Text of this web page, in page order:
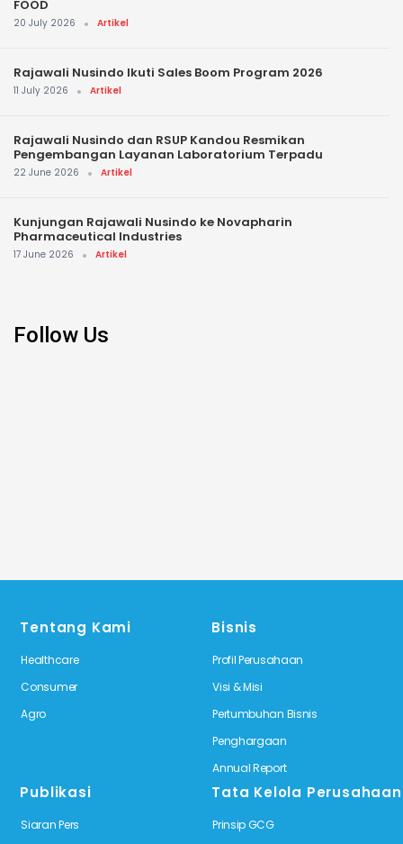
FOOD
20 July 2026 Artikel
Rajawali Nusindo Ikuti Sales Boom Program 2026
11 July 2026 Artikel
Rajawali Nusindo dan RSUP Kandou Resmikan
Pengembangan Layanan Laboratorium Terpadu
22 June 2026 Artikel
Kunjungan Rajawali Nusindo ke Novapharin
Pharmaceutical Industries
17 June 2026 Artikel
Follow Us
Tentang Kami
Healthcare
Consumer
Agro
Bisnis
Profil Perusahaan
Visi & Misi
Pertumbuhan Bisnis
Penghargaan
Annual Report
Publikasi
Siaran Pers
Tata Kelola Perusahaan
Prinsip GCG